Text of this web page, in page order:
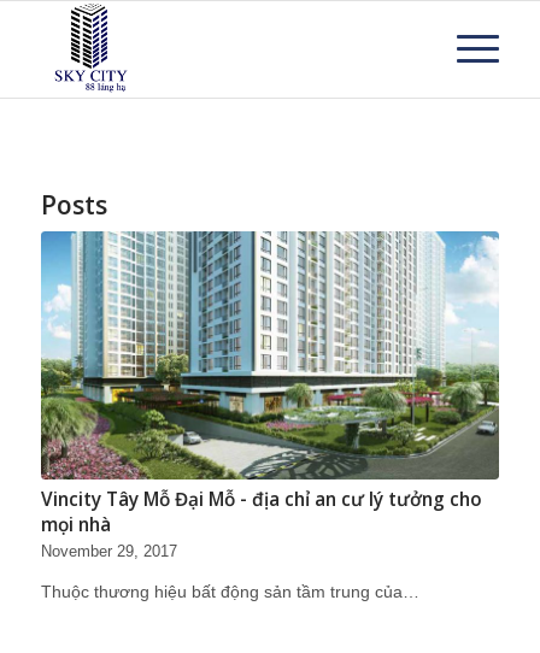
Posts
Vincity Tây Mỗ Đại Mỗ - địa chỉ an cư lý tưởng cho
mọi nhà
November 29, 2017
Thuộc thương hiệu bất động sản tầm trung của…